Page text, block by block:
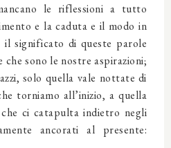
le riflessioni a tutto
e la caduta e il modo in
il significato di queste parole
che sono le nostre aspirazioni;
solo quella vale nottate di
torniamo all’inizio, a quella
ci catapulta indietro negli
ancorati al presente: